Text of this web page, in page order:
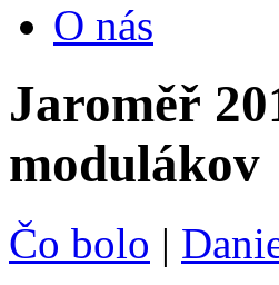
O nás
Jaroměř
modulákov
Čo bolo |